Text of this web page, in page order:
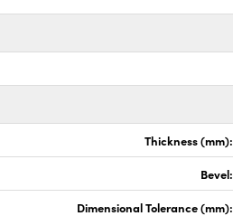
Thickness (mm):
Bevel:
Dimensional Tolerance (mm):